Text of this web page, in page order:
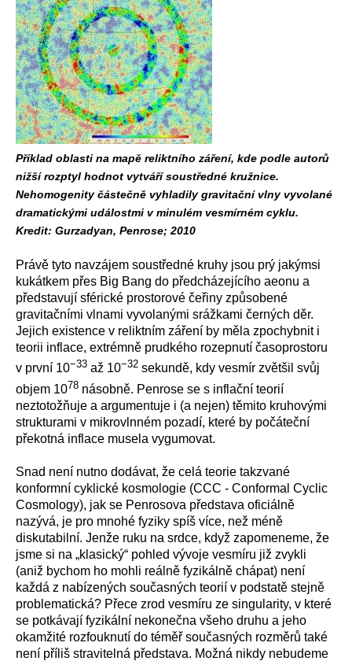
Příklad oblasti na mapě reliktního záření, kde podle autorů
nižší rozptyl hodnot vytváří soustředné kružnice.
Nehomogenity částečně vyhladily gravitační vlny vyvolané
dramatickými událostmi v minulém vesmírném cyklu.
Kredit: Gurzadyan, Penrose; 2010
Právě tyto navzájem soustředné kruhy jsou prý jakýmsi
kukátkem přes Big Bang do předcházejícího aeonu a
představují sférické prostorové čeřiny způsobené
gravitačními vlnami vyvolanými srážkami černých děr.
Jejich existence v reliktním záření by měla zpochybnit i
teorii inflace, extrémně prudkého rozepnutí časoprostoru
v první 10−33 až 10−32 sekundě, kdy vesmír zvětšil svůj
objem 1078 násobně. Penrose se s inflační teorií
neztotožňuje a argumentuje i (a nejen) těmito kruhovými
strukturami v mikrovlnném pozadí, které by počáteční
překotná inflace musela vygumovat.
Snad není nutno dodávat, že celá teorie takzvané
konformní cyklické kosmologie (CCC - Conformal Cyclic
Cosmology), jak se Penrosova představa oficiálně
nazývá, je pro mnohé fyziky spíš více, než méně
diskutabilní. Jenže ruku na srdce, když zapomeneme, že
jsme si na „klasický“ pohled vývoje vesmíru již zvykli
(aniž bychom ho mohli reálně fyzikálně chápat) není
každá z nabízených současných teorií v podstatě stejně
problematická? Přece zrod vesmíru ze singularity, v které
se potkávají fyzikální nekonečna všeho druhu a jeho
okamžité rozfouknutí do téměř současných rozměrů také
není příliš stravitelná představa. Možná nikdy nebudeme